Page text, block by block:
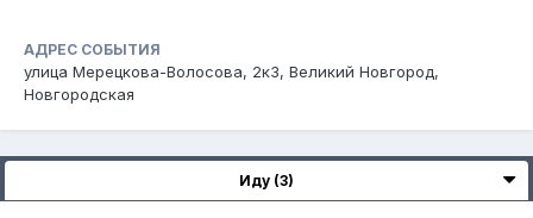
АДРЕС СОБЫТИЯ
улица Мерецкова-Волосова, 2к3, Великий Новгород,
Новгородская
Иду (3)